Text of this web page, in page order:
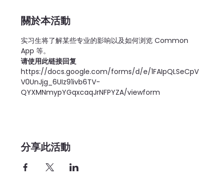
關於本活動
实习生将了解某些专业的影响以及如何浏览 Common
App 等。
请使用此链接回复
https://docs.google.com/forms/d/e/1FAIpQLSeCpV
V0UnJjg_6UIz91ivb6TV-
QYXMNmypYGqxcaqJrNFPYZA/viewform
分享此活動